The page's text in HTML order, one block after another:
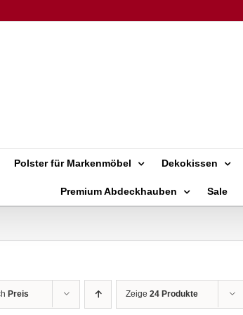
Polster für Markenmöbel Dekokissen
Premium Abdeckhauben Sale
Preis Zeige24 Produkte